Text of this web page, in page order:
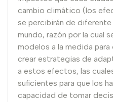
cambio climático (los
se percibirán de diferente
mundo, razón por la cual
modelos a la medida
crear estrategias de
a estos efectos, las
suficientes para que los
capacidad de tomar